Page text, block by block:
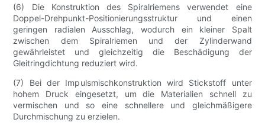
(6) Die Konstruktion des Spiralriemens verwendet eine
Doppel-Drehpunkt-Positionierungsstruktur und einen
geringen radialen Ausschlag, wodurch ein kleiner Spalt
zwischen dem Spiralriemen und der Zylinderwand
gewährleistet und gleichzeitig die Beschädigung der
Gleitringdichtung reduziert wird.
(7) Bei der Impulsmischkonstruktion wird Stickstoff unter
hohem Druck eingesetzt, um die Materialien schnell zu
vermischen und so eine schnellere und gleichmäßigere
Durchmischung zu erzielen.